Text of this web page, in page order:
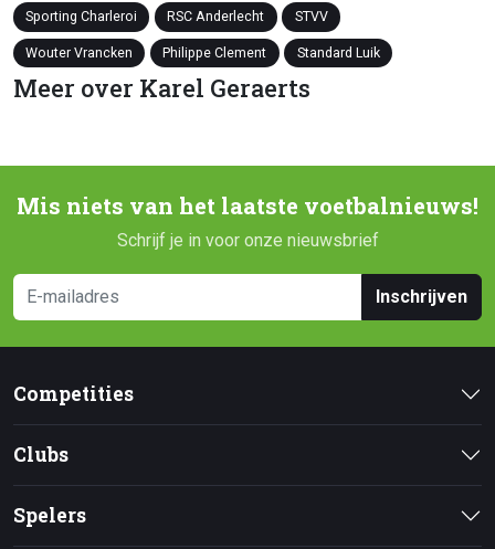
Sporting Charleroi RSC Anderlecht STVV
Wouter Vrancken Philippe Clement Standard Luik
Meer over Karel Geraerts
Mis niets van het laatste voetbalnieuws!
Schrijf je in voor onze nieuwsbrief
Inschrijven
Competities
Clubs
Spelers